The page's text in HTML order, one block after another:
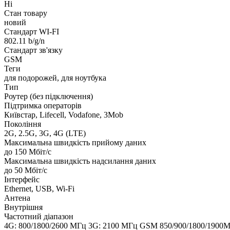
Ні
Стан товару
новий
Стандарт WI-FI
802.11 b/g/n
Стандарт зв'язку
GSM
Теги
для подорожей, для ноутбука
Тип
Роутер (без підключення)
Підтримка операторів
Київстар, Lifecell, Vodafone, 3Mob
Покоління
2G, 2.5G, 3G, 4G (LTE)
Максимальна швидкість прийому даних
до 150 Мбіт/с
Максимальна швидкість надсилання даних
до 50 Мбіт/с
Інтерфейс
Ethernet, USB, Wi-Fi
Антена
Внутрішня
Частотний діапазон
4G: 800/1800/2600 МГц 3G: 2100 МГц GSM 850/900/1800/